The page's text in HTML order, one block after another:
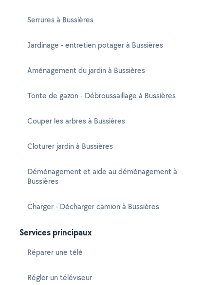
Serrures à Bussières
Jardinage - entretien potager à Bussières
Aménagement du jardin à Bussières
Tonte de gazon - Débroussaillage à Bussières
Couper les arbres à Bussières
Cloturer jardin à Bussières
Déménagement et aide au déménagement à
Bussières
Charger - Décharger camion à Bussières
Services principaux
Réparer une télé
Régler un téléviseur